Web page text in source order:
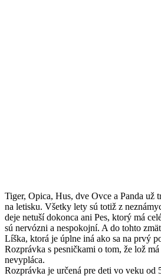
Tiger, Opica, Hus, dve Ovce a Panda už
na letisku. Všetky lety sú totiž z
deje netuší dokonca ani Pes, ktorý má
sú nervózni a nespokojní. A do tohto
Líška, ktorá je úplne iná ako sa na prvý
Rozprávka s pesničkami o tom, že lož
nevypláca.
Rozprávka je určená pre deti vo veku od